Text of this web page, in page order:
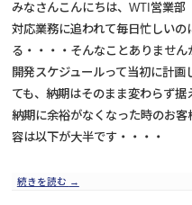
みなさんこんにちは、WTI営業部
対応業務に追われて毎日忙しい
る・・・・そんなことありません
開発スケジュールって当初に計
ても、納期はそのまま変わらず据
納期に余裕がなくなった時のお
容は以下が大半です・・・・
続きを読む →